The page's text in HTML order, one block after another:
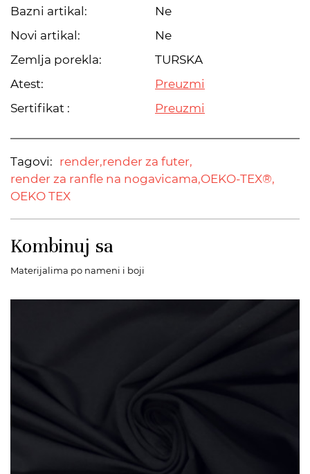
Bazni artikal:
Ne
Novi artikal:
Ne
Zemlja porekla:
TURSKA
Atest:
Preuzmi
Sertifikat :
Preuzmi
Tagovi: render,render za futer,
render za ranfle na nogavicama,OEKO-TEX®,
OEKO TEX
Kombinuj sa
Materijalima po nameni i boji